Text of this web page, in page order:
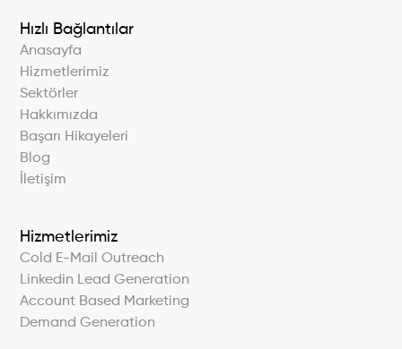
Hızlı Bağlantılar
Anasayfa
Hizmetlerimiz
Sektörler
Hakkımızda
Başarı Hikayeleri
Blog
İletişim
Hizmetlerimiz
Cold E-Mail Outreach
Linkedin Lead Generation
Account Based Marketing
Demand Generation